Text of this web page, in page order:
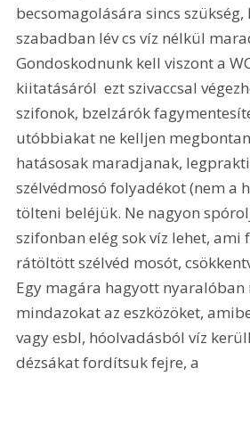
becsomagolására sincs szükség,
szabadban lév cs víz nélkül
Gondoskodnunk kell viszont a
kiitatásáról  ezt szivaccsal
szifonok, bzelzárók
utóbbiakat ne kelljen
hatásosak maradjanak,
szélvédmosó folyadékot (nem a
tölteni beléjük. Ne nagyon
szifonban elég sok víz lehet, ami
rátöltött szélvéd mosót,
Egy magára hagyott nyaralóban
mindazokat az eszközöket,
vagy esbl, hóolvadásból víz
dézsákat fordítsuk fejre, a